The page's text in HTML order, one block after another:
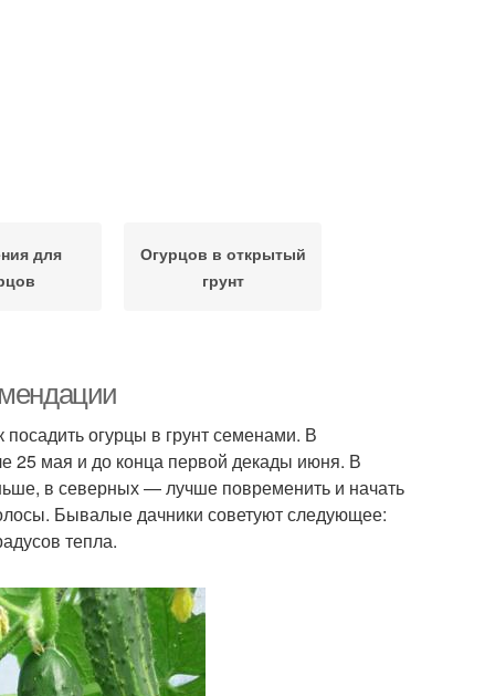
для
Огурцов в открытый
грунт
огурцы в грунт семенами. В
25 мая и до конца первой декады июня. В
в северных — лучше повременить и начать
Бывалые дачники советуют следующее:
тепла.